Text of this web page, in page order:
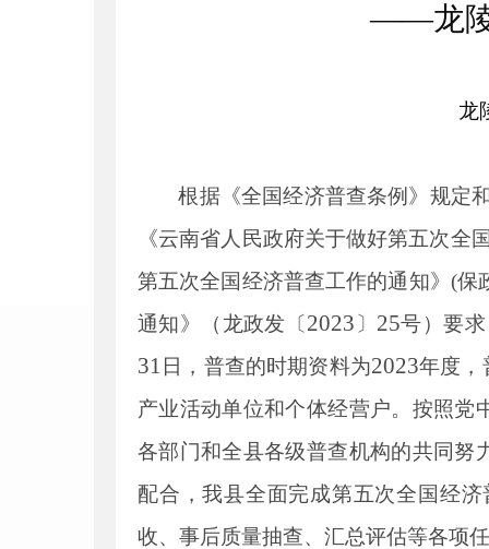
——龙陵
龙
根据《全国经济普查条例》规定
《云南省人民政府关于做好第五次全
第五次全国经济普查工作的通知》 (保
通知》（ 龙政发〔 2023 〕 25号）要
31 日，普查的时期资料为2023年度，
产业活动单位和个体经营户。按照党
各部门和全县各级普查机构的共同努
配合，我县全面完成第五次全国经
收、事后质量抽查、汇总评估等各项